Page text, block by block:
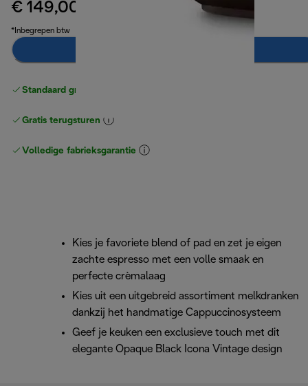
€ 149,00 originele prijs € 189,90
*Inbegrepen btw
Standaard gratis verzending
Gratis terugsturen
Volledige fabrieksgarantie
Kies je favoriete blend of pad en zet je eigen
zachte espresso met een volle smaak en
perfecte crèmalaag
Kies uit een uitgebreid assortiment melkdranken
dankzij het handmatige Cappuccinosysteem
Geef je keuken een exclusieve touch met dit
elegante Opaque Black Icona Vintage design